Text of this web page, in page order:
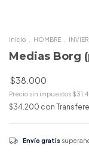
Inicio HOMBRE
Medias Borg
$38.000
Precio sin impuestos
$34.200 con
Envío gratis